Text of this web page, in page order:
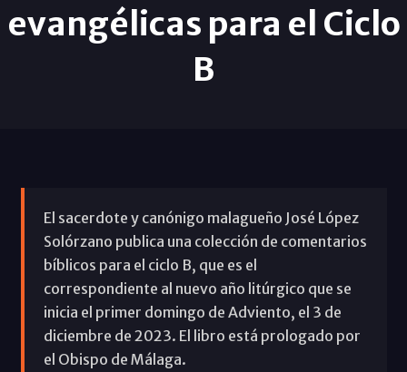
evangélicas para el Ciclo
B
El sacerdote y canónigo malagueño José López
Solórzano publica una colección de comentarios
bíblicos para el ciclo B, que es el
correspondiente al nuevo año litúrgico que se
inicia el primer domingo de Adviento, el 3 de
diciembre de 2023. El libro está prologado por
el Obispo de Málaga.